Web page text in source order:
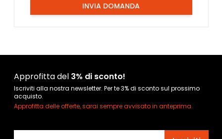
INVIA DOMANDA
Approfitta del 3% di sconto!
Iscriviti alla nostra newsletter. Per te 3% di sconto sul prossimo
acquisto.
Approfitta delle offerte, sarai sempre avvisato in anteprima.